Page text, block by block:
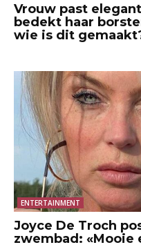
Vrouw past
bedekt haar
wie is dit
ENTERTAINMENT
Joyce De Troch
zwembad: «Mooie